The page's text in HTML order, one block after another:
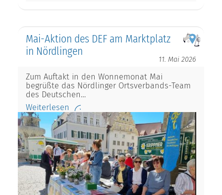
Mai-Aktion des DEF am Marktplatz
in Nördlingen
11. Mai 2026
Zum Auftakt in den Wonnemonat Mai
begrüßte das Nördlinger Ortsverbands-Team
des Deutschen…
Weiterlesen